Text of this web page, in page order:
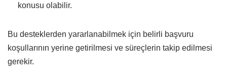
konusu olabilir.
Bu desteklerden yararlanabilmek için belirli başvuru
koşullarının yerine getirilmesi ve süreçlerin takip edilmesi
gerekir.